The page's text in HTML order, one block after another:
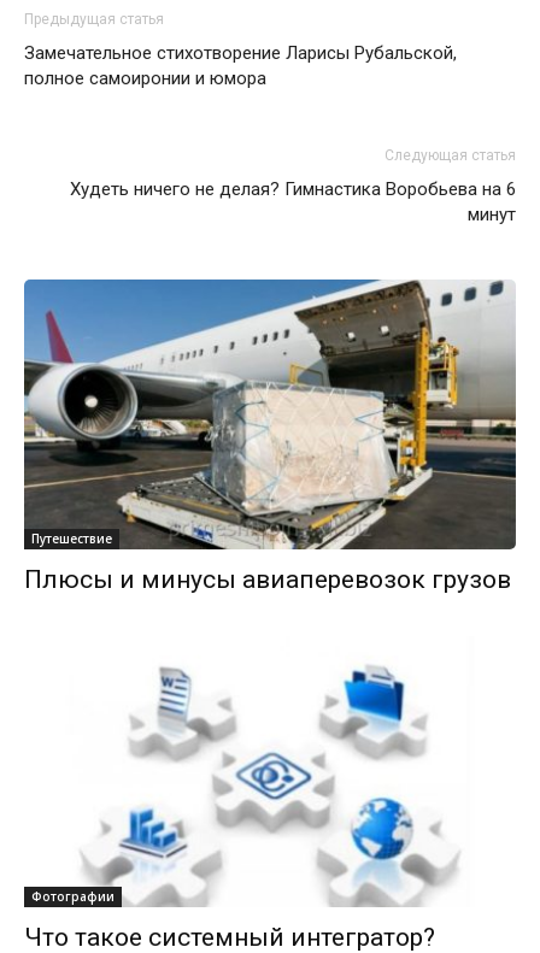
Предыдущая статья
Замечательное стихотворение Ларисы Рубальской,
полное самоиронии и юмора
Следующая статья
Худеть ничего не делая? Гимнастика Воробьева на 6
минут
Путешествие
Плюсы и минусы авиаперевозок грузов
Фотографии
Что такое системный интегратор?